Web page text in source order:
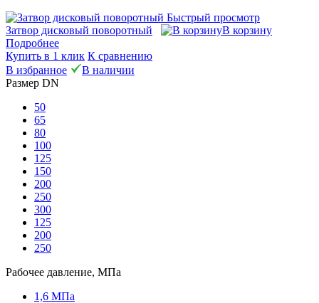
Быстрый просмотр
Затвор дисковый поворотный
В корзину
Подробнее
Купить в 1 клик К сравнению
В избранное
В наличии
Размер DN
50
65
80
100
125
150
200
250
300
125
200
250
Рабочее давление, МПа
1,6 МПа